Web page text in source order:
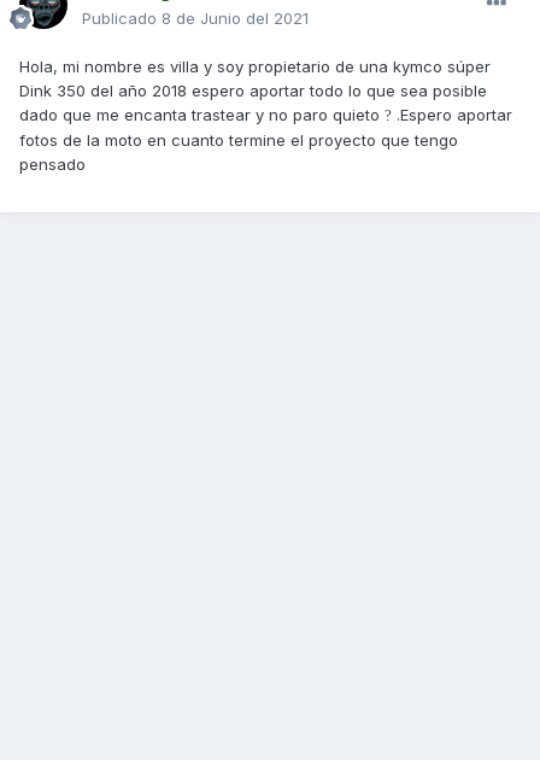
Publicado 8 de Junio del 2021
Hola, mi nombre es villa y soy propietario de una kymco súper
Dink 350 del año 2018 espero aportar todo lo que sea posible
dado que me encanta trastear y no paro quieto ? .Espero aportar
fotos de la moto en cuanto termine el proyecto que tengo
pensado